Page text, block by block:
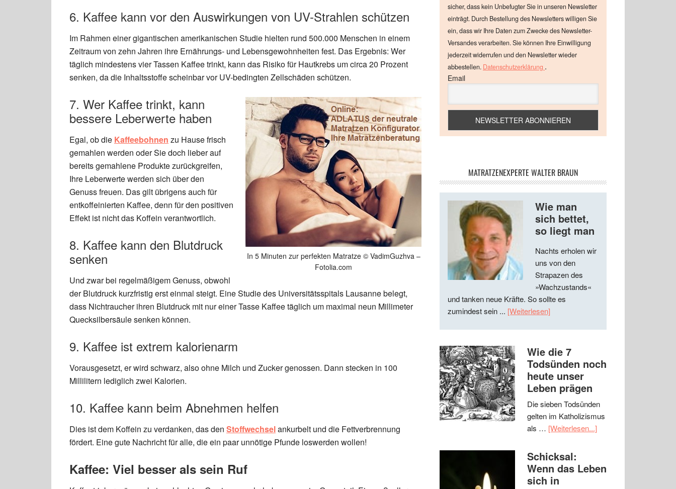
6. Kaffee kann vor den Auswirkungen von UV-Strahlen schützen
Im Rahmen einer gigantischen amerikanischen Studie hielten rund 500.000 Menschen in einem
Zeitraum von zehn Jahren ihre Ernährungs- und Lebensgewohnheiten fest. Das Ergebnis: Wer
täglich mindestens vier Tassen Kaffee trinkt, kann das Risiko für Hautkrebs um circa 20 Prozent
senken, da die Inhaltsstoffe scheinbar vor UV-bedingten Zellschäden schützen.
In 5 Minuten zur perfekten Matratze © VadimGuzhva –
Fotolia.com
7. Wer Kaffee trinkt, kann
bessere Leberwerte haben
Egal, ob die Kaffeebohnen zu Hause frisch
gemahlen werden oder Sie doch lieber auf
bereits gemahlene Produkte zurückgreifen,
Ihre Leberwerte werden sich über den
Genuss freuen. Das gilt übrigens auch für
entkoffeinierten Kaffee, denn für den positiven
Effekt ist nicht das Koffein verantwortlich.
8. Kaffee kann den Blutdruck
senken
Und zwar bei regelmäßigem Genuss, obwohl
der Blutdruck kurzfristig erst einmal steigt. Eine Studie des Universitätsspitals Lausanne belegt,
dass Nichtraucher ihren Blutdruck mit nur einer Tasse Kaffee täglich um maximal neun Millimeter
Quecksilbersäule senken können.
9. Kaffee ist extrem kalorienarm
Vorausgesetzt, er wird schwarz, also ohne Milch und Zucker genossen. Dann stecken in 100
Millilitern lediglich zwei Kalorien.
10. Kaffee kann beim Abnehmen helfen
Dies ist dem Koffein zu verdanken, das den Stoffwechselankurbelt und die Fettverbrennung
fördert. Eine gute Nachricht für alle, die ein paar unnötige Pfunde loswerden wollen!
Kaffee: Viel besser als sein Ruf
sicher, dass kein Unbefugter Sie in unseren Newsletter
einträgt. Durch Bestellung des Newsletters willigen Sie
ein, dass wir Ihre Daten zum Zwecke des Newsletter-
Versandes verarbeiten. Sie können Ihre Einwilligung
jederzeit widerrufen und den Newsletter wieder
abbestellen. Datenschutzerklärung .
Email
MATRATZENEXPERTE WALTER BRAUN
Wie man
sich bettet,
so liegt man
Nachts erholen wir
uns von den
Strapazen des
»Wachzustands«
und tanken neue Kräfte. So sollte es
zumindest sein ... [Weiterlesen]
Wie die 7
Todsünden noch
heute unser
Leben prägen
Die sieben Todsünden
gelten im Katholizismus
als … [Weiterlesen...]
Schicksal:
Wenn das Leben
sich in